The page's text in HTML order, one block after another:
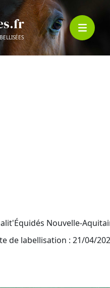
Nouvelle-
de labellisation : 21/04/